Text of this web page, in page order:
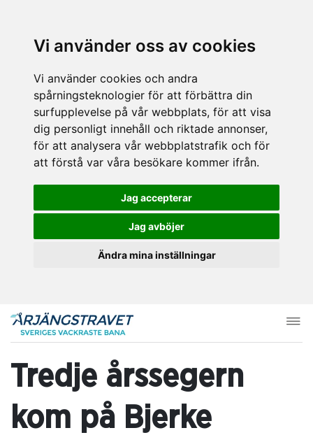
Vi använder oss av cookies
Vi använder cookies och andra
spårningsteknologier för att förbättra din
surfupplevelse på vår webbplats, för att visa
dig personligt innehåll och riktade annonser,
för att analysera vår webbplatstrafik och för
att förstå var våra besökare kommer ifrån.
Jag accepterar
Jag avböjer
Ändra mina inställningar
Tredje årssegern
kom på Bjerke